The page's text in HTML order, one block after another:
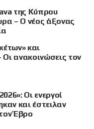
της Κύπρου
– Ο νέος άξονας
και
ανακοινώσεις τον
Οι ενεργοί
και έστειλαν
Έβρο